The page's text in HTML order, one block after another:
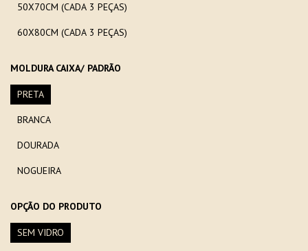
50X70CM (CADA 3 PEÇAS)
60X80CM (CADA 3 PEÇAS)
MOLDURA CAIXA/ PADRÃO
PRETA
BRANCA
DOURADA
NOGUEIRA
OPÇÃO DO PRODUTO
SEM VIDRO